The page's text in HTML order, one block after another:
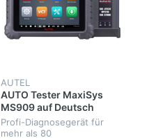
AUTEL
AUTO Tester MaxiSys
MS909 auf Deutsch
Profi-Diagnosegerät für
mehr als 80